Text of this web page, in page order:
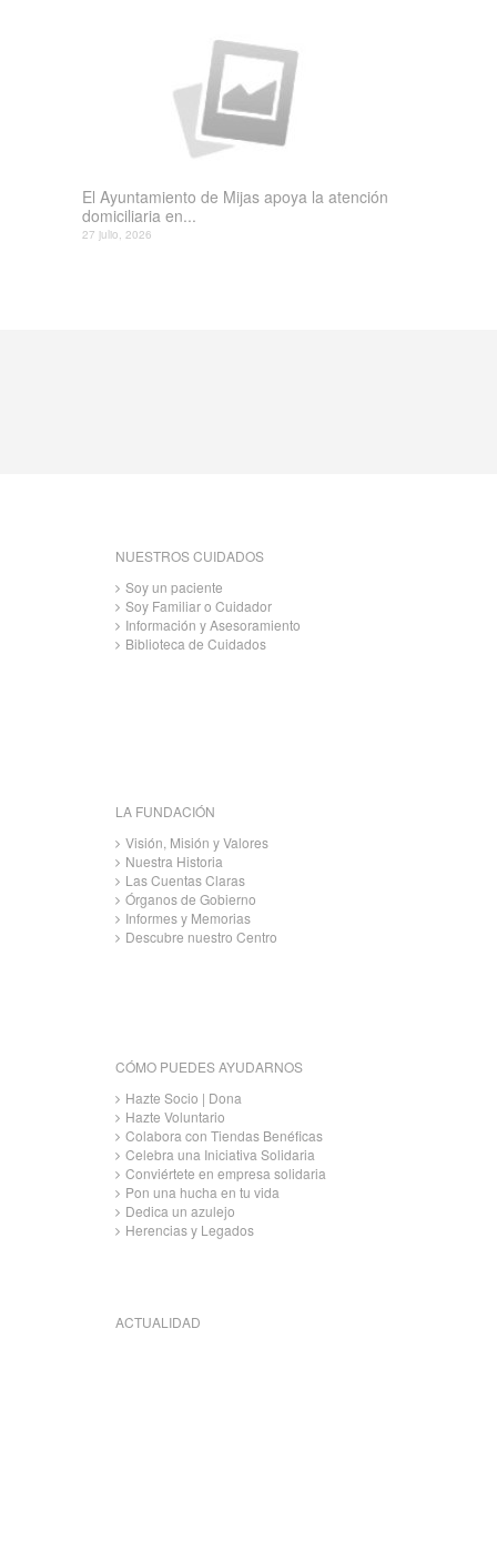
El Ayuntamiento de Mijas apoya la atención
domiciliaria en...
27 julio, 2026
NUESTROS CUIDADOS
Soy un paciente
Soy Familiar o Cuidador
Información y Asesoramiento
Biblioteca de Cuidados
LA FUNDACIÓN
Visión, Misión y Valores
Nuestra Historia
Las Cuentas Claras
Órganos de Gobierno
Informes y Memorias
Descubre nuestro Centro
CÓMO PUEDES AYUDARNOS
Hazte Socio | Dona
Hazte Voluntario
Colabora con Tiendas Benéficas
Celebra una Iniciativa Solidaria
Conviértete en empresa solidaria
Pon una hucha en tu vida
Dedica un azulejo
Herencias y Legados
ACTUALIDAD